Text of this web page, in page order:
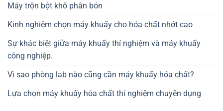
Máy trộn bột khô phân bón
Kinh nghiệm chọn máy khuấy cho hóa chất nhớt cao
Sự khác biệt giữa máy khuấy thí nghiệm và máy khuấy
công nghiệp.
Vì sao phòng lab nào cũng cần máy khuấy hóa chất?
Lựa chọn máy khuấy hóa chất thí nghiệm chuyên dụng